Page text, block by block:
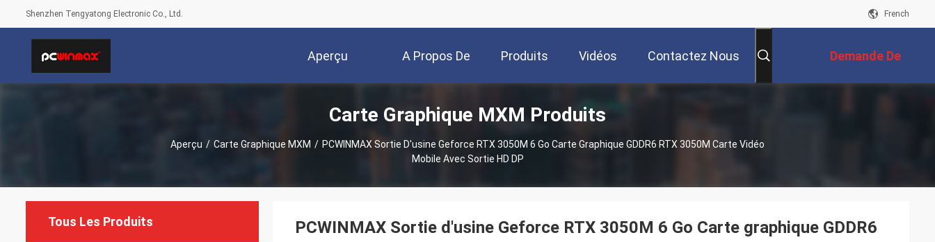
Shenzhen Tengyatong Electronic Co., Ltd. French
Aperçu A Propos De
Nous
Produits Vidéos Contactez Nous Demande De
Soumission
Carte Graphique MXM Produits
Aperçu / Carte Graphique MXM / PCWINMAX Sortie D'usine Geforce RTX 3050M 6 Go Carte Graphique GDDR6 RTX 3050M Carte Vidéo
Mobile Avec Sortie HD DP
Tous Les Produits
PCWINMAX Sortie d'usine Geforce RTX 3050M 6 Go Carte graphique GDDR6